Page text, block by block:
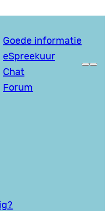
Goede informatie
eSpreekuur
Chat
Forum